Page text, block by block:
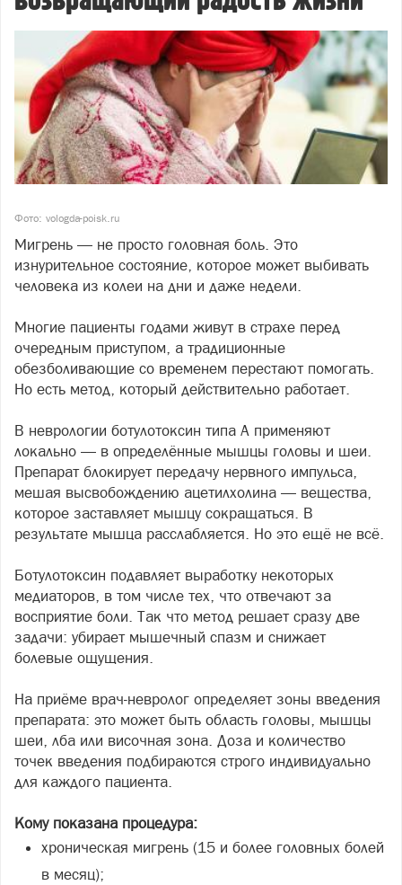
Фото: vologda-poisk.ru
Мигрень — не просто головная боль. Это
изнурительное состояние, которое может выбивать
человека из колеи на дни и даже недели.
Многие пациенты годами живут в страхе перед
очередным приступом, а традиционные
обезболивающие со временем перестают помогать.
Но есть метод, который действительно работает.
В неврологии ботулотоксин типа А применяют
локально — в определённые мышцы головы и шеи.
Препарат блокирует передачу нервного импульса,
мешая высвобождению ацетилхолина — вещества,
которое заставляет мышцу сокращаться. В
результате мышца расслабляется. Но это ещё не всё.
Ботулотоксин подавляет выработку некоторых
медиаторов, в том числе тех, что отвечают за
восприятие боли. Так что метод решает сразу две
задачи: убирает мышечный спазм и снижает
болевые ощущения.
На приёме врач-невролог определяет зоны введения
препарата: это может быть область головы, мышцы
шеи, лба или височная зона. Доза и количество
точек введения подбираются строго индивидуально
для каждого пациента.
Кому показана процедура:
хроническая мигрень (15 и более головных болей
в месяц);